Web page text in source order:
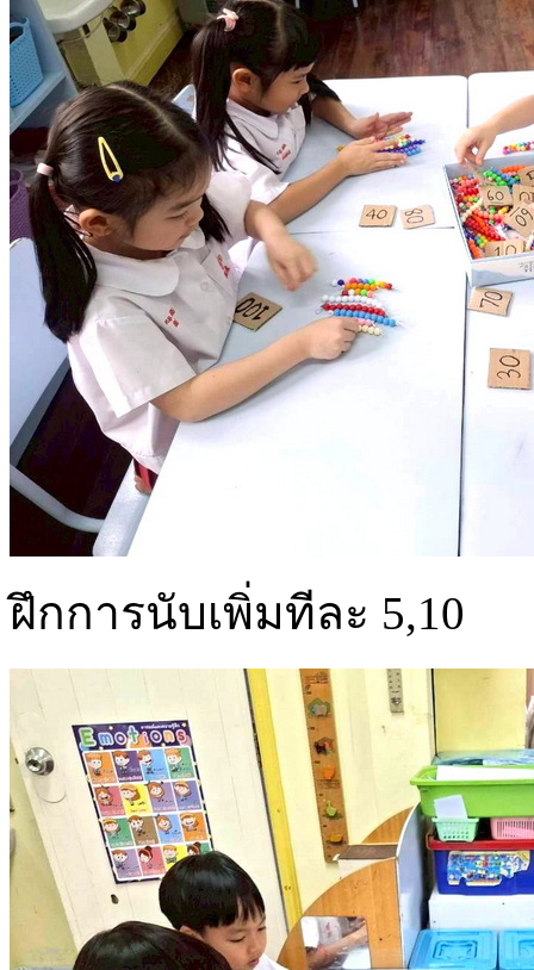
ฝึกการนับเพิ่มทีละ 5,10